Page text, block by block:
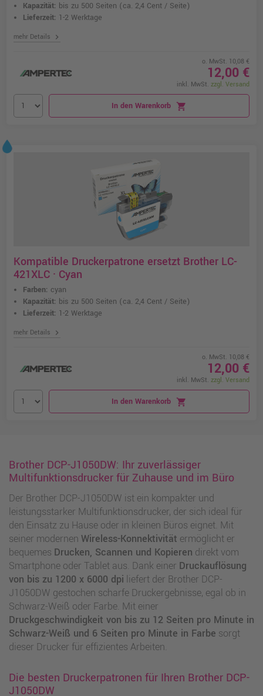
Kapazität: bis zu 500 Seiten (ca. 2,4 Cent / Seite)
Lieferzeit: 1-2 Werktage
mehr Details chevron_right
o. MwSt. 10,08 €
12,00 €
inkl. MwSt. zzgl. Versand
In den Warenkorb shopping_cart
Kompatible Druckerpatrone ersetzt Brother LC-
421XLC · Cyan
Farben: cyan
Kapazität: bis zu 500 Seiten (ca. 2,4 Cent / Seite)
Lieferzeit: 1-2 Werktage
mehr Details chevron_right
o. MwSt. 10,08 €
12,00 €
inkl. MwSt. zzgl. Versand
In den Warenkorb shopping_cart
Brother DCP-J1050DW: Ihr zuverlässiger
Multifunktionsdrucker für Zuhause und im Büro
Der Brother DCP-J1050DW ist ein kompakter und
leistungsstarker Multifunktionsdrucker, der sich ideal für
den Einsatz zu Hause oder in kleinen Büros eignet. Mit
seiner modernen Wireless-Konnektivität ermöglicht er
bequemes Drucken, Scannen und Kopieren direkt vom
Smartphone oder Tablet aus. Dank einer Druckauflösung
von bis zu 1200 x 6000 dpi liefert der Brother DCP-
J1050DW gestochen scharfe Druckergebnisse, egal ob in
Schwarz-Weiß oder Farbe. Mit einer
Druckgeschwindigkeit von bis zu 12 Seiten pro Minute in
Schwarz-Weiß und 6 Seiten pro Minute in Farbe sorgt
dieser Drucker für effizientes Arbeiten.
Die besten Druckerpatronen für Ihren Brother DCP-
J1050DW